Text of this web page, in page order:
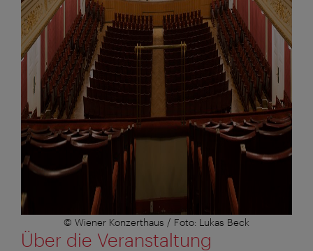
© Wiener Konzerthaus / Foto: Lukas Beck
Über die Veranstaltung